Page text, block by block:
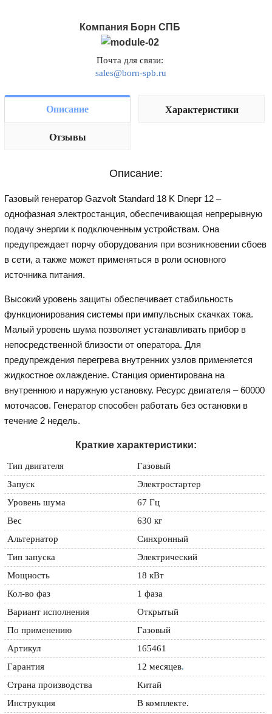
Компания Борн СПБ
Почта для связи:
sales@born-spb.ru
Описание Характеристики
Отзывы
Описание:
Газовый генератор Gazvolt Standard 18 K Dnepr 12 –
однофазная электростанция, обеспечивающая непрерывную
подачу энергии к подключенным устройствам. Она
предупреждает порчу оборудования при возникновении сбоев
в сети, а также может применяться в роли основного
источника питания.
Высокий уровень защиты обеспечивает стабильность
функционирования системы при импульсных скачках тока.
Малый уровень шума позволяет устанавливать прибор в
непосредственной близости от оператора. Для
предупреждения перегрева внутренних узлов применяется
жидкостное охлаждение. Станция ориентирована на
внутреннюю и наружную установку. Ресурс двигателя – 60000
моточасов. Генератор способен работать без остановки в
течение 2 недель.
Краткие характеристики:
Тип двигателя
Газовый
Запуск
Электростартер
Уровень шума
67 Гц
Вес
630 кг
Альтернатор
Синхронный
Тип запуска
Электрический
Мощность
18 кВт
Кол-во фаз
1 фаза
Вариант исполнения
Открытый
По применению
Газовый
Артикул
165461
Гарантия
12 месяцев.
Страна производства
Китай
Инструкция
В комплекте.